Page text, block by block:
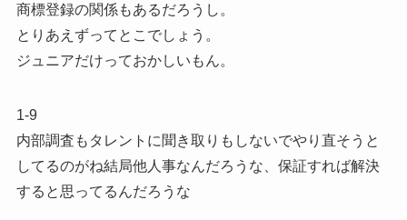
商標登録の関係もあるだろうし。
とりあえずってとこでしょう。
ジュニアだけっておかしいもん。
1-9
内部調査もタレントに聞き取りもしないでやり直そうと
してるのがね結局他人事なんだろうな、保証すれば解決
すると思ってるんだろうな